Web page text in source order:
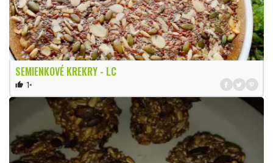
SEMIENKOVÉ KREKRY - LC
thumb_up 1×